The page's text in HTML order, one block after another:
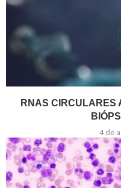
RNAS CIRCULARES
4 de